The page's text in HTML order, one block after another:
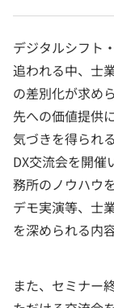
デジタルシフト
追われる中、士
の差別化が求め
先への価値提供
気づきを得られ
DX交流会を開
務所のノウハウ
デモ実演等、士
を深められる内
また、セミナー